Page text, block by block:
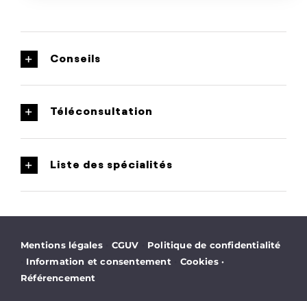
Conseils
Téléconsultation
Liste des spécialités
Mentions légales CGUV Politique de confidentialité
Information et consentement Cookies·
Référencement